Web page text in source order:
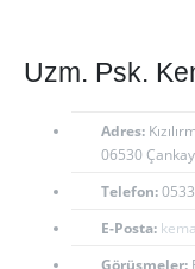
Uzm. Psk.
Adres:
06530
Telefon:
E-Posta:
Görüşmeler: